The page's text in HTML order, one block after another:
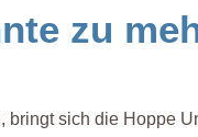
zu
sich die Hoppe